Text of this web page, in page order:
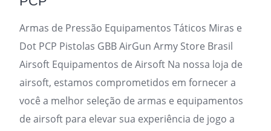
Armas de Pressão Equipamentos Táticos Miras e
Dot PCP Pistolas GBB AirGun Army Store Brasil
Airsoft Equipamentos de Airsoft Na nossa loja de
airsoft, estamos comprometidos em fornecer a
você a melhor seleção de armas e equipamentos
de airsoft para elevar sua experiência de jogo a